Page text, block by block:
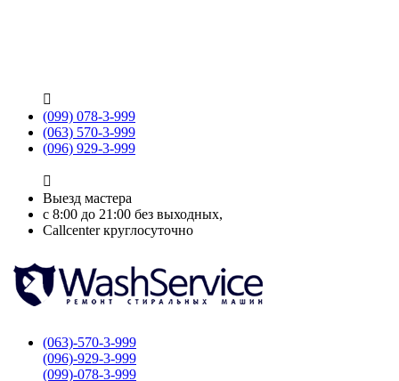

(099) 078-3-999
(063) 570-3-999
(096) 929-3-999

Выезд мастера
с 8:00 до 21:00 без выходных,
Callcenter круглосуточно
(063)-570-3-999
(096)-929-3-999
(099)-078-3-999